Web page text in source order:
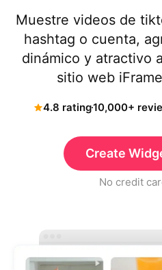
Muestre videos de
hashtag o cuenta,
dinámico y atractivo
sitio web
4.8 rating10,000+
Create
No credit